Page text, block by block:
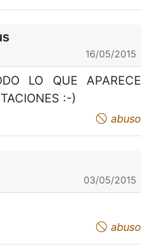
16/05/2015
LO QUE APARECE
:-)
appreciate abuso
03/05/2015
appreciate abuso